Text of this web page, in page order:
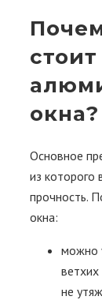
окна?
Основное
из которого
прочность.
окна:
можно
не